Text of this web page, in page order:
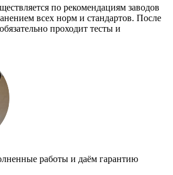
по рекомендациям заводов
всех норм и стандартов. После
проходит тесты и
работы и даём гарантию